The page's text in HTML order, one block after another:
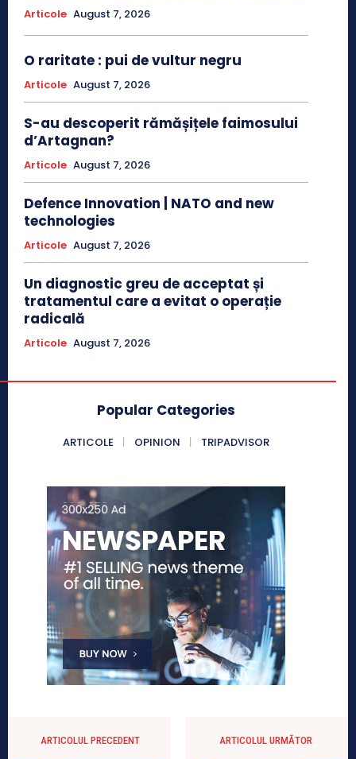
Articole August 7, 2026
O raritate : pui de vultur negru
Articole August 7, 2026
S-au descoperit rămășițele faimosului
d’Artagnan?
Articole August 7, 2026
Defence Innovation | NATO and new
technologies
Articole August 7, 2026
Un diagnostic greu de acceptat și
tratamentul care a evitat o operație
radicală
Articole August 7, 2026
Popular Categories
ARTICOLE OPINION TRIPADVISOR
ARTICOLUL PRECEDENT ARTICOLUL URMĂTOR